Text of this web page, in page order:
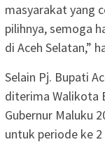
masyarakat yang
pilihnya, semoga
di Aceh Selatan,”
Selain Pj. Bupati
diterima Walikota
Gubernur Maluku
untuk periode ke 2